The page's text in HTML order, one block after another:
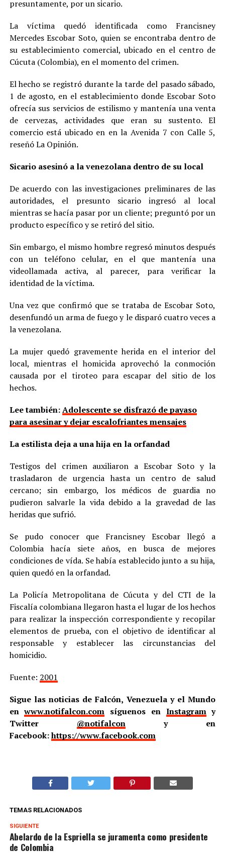
presuntamente, por un sicario.
La víctima quedó identificada como Francisney
Mercedes Escobar Soto, quien se encontraba dentro de
su establecimiento comercial, ubicado en el centro de
Cúcuta (Colombia), en el momento del crimen.
El hecho se registró durante la tarde del pasado sábado,
1 de agosto, en el establecimiento donde Escobar Soto
ofrecía sus servicios de estilismo y mantenía una venta
de cervezas, actividades que eran su sustento. El
comercio está ubicado en en la Avenida 7 con Calle 5,
reseñó La Opinión.
Sicario asesinó a la venezolana dentro de su local
De acuerdo con las investigaciones preliminares de las
autoridades, el presunto sicario ingresó al local
mientras se hacía pasar por un cliente; preguntó por un
producto específico y se retiró del sitio.
Sin embargo, el mismo hombre regresó minutos después
con un teléfono celular, en el que mantenía una
videollamada activa, al parecer, para verificar la
identidad de la víctima.
Una vez que confirmó que se trataba de Escobar Soto,
desenfundó un arma de fuego y le disparó cuatro veces a
la venezolana.
La mujer quedó gravemente herida en el interior del
local, mientras el homicida aprovechó la conmoción
causada por el tiroteo para escapar del sitio de los
hechos.
Lee también:Adolescente se disfrazó de payaso
para asesinar y dejar escalofriantes mensajes
La estilista deja a una hija en la orfandad
Testigos del crimen auxiliaron a Escobar Soto y la
trasladaron de urgencia hasta un centro de salud
cercano; sin embargo, los médicos de guardia no
pudieron salvarle la vida debido a la gravedad de las
heridas que sufrió.
Se pudo conocer que Francisney Escobar llegó a
Colombia hacía siete años, en busca de mejores
condiciones de vída. Se había establecido junto a su hija,
quien quedó en la orfandad.
La Policía Metropolitana de Cúcuta y del CTI de la
Fiscalía colombiana llegaron hasta el lugar de los hechos
para realizar la inspección correspondiente y recopilar
elementos de prueba, con el objetivo de identificar al
responsable y establecer las circunstancias del
homicidio.
Fuente: 2001
Sigue las noticias de Falcón, Venezuela y el Mundo
enwww.notifalcon.com síguenos en Instagramy
Twitter @notifalcony en
Facebook:https://www.facebook.com
TEMAS RELACIONADOS
SIGUIENTE
Abelardo de la Espriella se juramenta como presidente
de Colombia